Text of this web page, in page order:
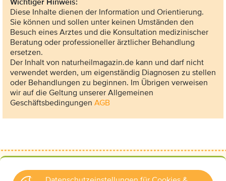
Wichtiger Hinweis:
Diese Inhalte dienen der Information und Orientierung.
Sie können und sollen unter keinen Umständen den
Besuch eines Arztes und die Konsultation medizinischer
Beratung oder professioneller ärztlicher Behandlung
ersetzen.
Der Inhalt von naturheilmagazin.de kann und darf nicht
verwendet werden, um eigenständig Diagnosen zu stellen
oder Behandlungen zu beginnen. Im Übrigen verweisen
wir auf die Geltung unserer Allgemeinen
Geschäftsbedingungen AGB